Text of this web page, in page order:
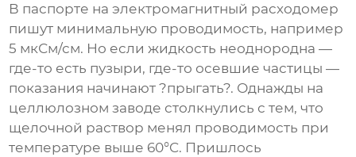
В паспорте на электромагнитный расходомер
пишут минимальную проводимость, например
5 мкСм/см. Но если жидкость неоднородна —
где-то есть пузыри, где-то осевшие частицы —
показания начинают ?прыгать?. Однажды на
целлюлозном заводе столкнулись с тем, что
щелочной раствор менял проводимость при
температуре выше 60°C. Пришлось